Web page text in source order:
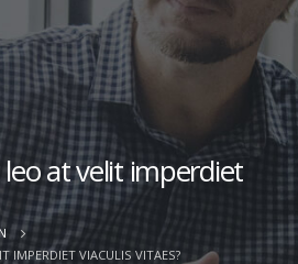
at velit imperdiet
IMPERDIET VIACULIS VITAES?